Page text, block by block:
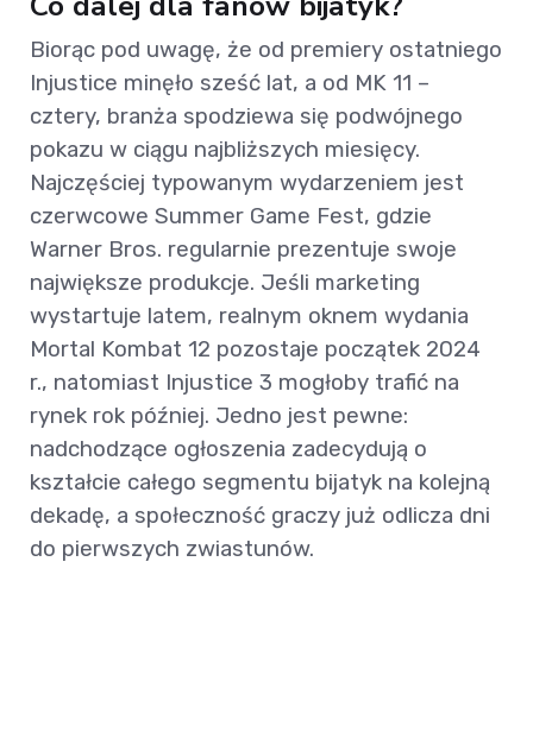
Biorąc pod uwagę, że od premiery ostatniego
Injustice minęło sześć lat, a od MK 11 –
cztery, branża spodziewa się podwójnego
pokazu w ciągu najbliższych miesięcy.
Najczęściej typowanym wydarzeniem jest
czerwcowe Summer Game Fest, gdzie
Warner Bros. regularnie prezentuje swoje
największe produkcje. Jeśli marketing
wystartuje latem, realnym oknem wydania
Mortal Kombat 12 pozostaje początek 2024
r., natomiast Injustice 3 mogłoby trafić na
rynek rok później. Jedno jest pewne:
nadchodzące ogłoszenia zadecydują o
kształcie całego segmentu bijatyk na kolejną
dekadę, a społeczność graczy już odlicza dni
do pierwszych zwiastunów.